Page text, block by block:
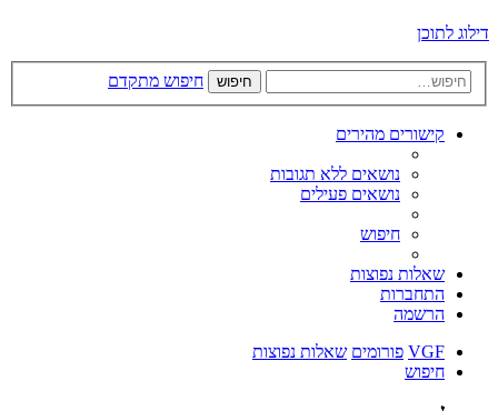
דילוג לתוכן
חיפוש חיפוש מתקדם
קישורים מהירים
נושאים ללא תגובות
נושאים פעילים
חיפוש
שאלות נפוצות
התחברות
הרשמה
VGF פורומים שאלות נפוצות
חיפוש